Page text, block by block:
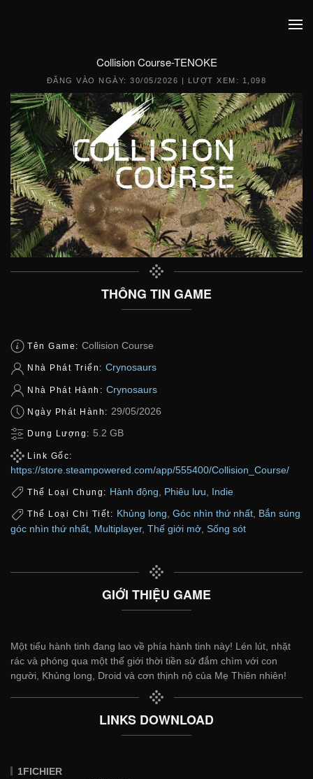
Collision Course-TENOKE
ĐĂNG VÀO NGÀY:30/05/2026 | LƯỢT XEM: 1,098
THÔNG TIN GAME
Tên Game: Collision Course
Nhà Phát Triển: Crynosaurs
Nhà Phát Hành: Crynosaurs
Ngày Phát Hành: 29/05/2026
Dung Lượng: 5.2 GB
Link Gốc:
https://store.steampowered.com/app/555400/Collision_Course/
Thể Loại Chung: Hành động Phiêu lưu Indie
Thể Loại Chi Tiết: Khủng long, Góc nhìn thứ nhất, Bắn súng
góc nhìn thứ nhất Multiplayer, Thế giới mở Sống sót
GIỚI THIỆU GAME
Một tiểu hành tinh đang lao về phía hành tinh này! Lén lút, nhặt
rác và phóng qua một thế giới thời tiền sử đắm chìm với con
người, Khủng long, Droid và cơn thịnh nộ của Mẹ Thiên nhiên!
LINKS DOWNLOAD
1FICHIER